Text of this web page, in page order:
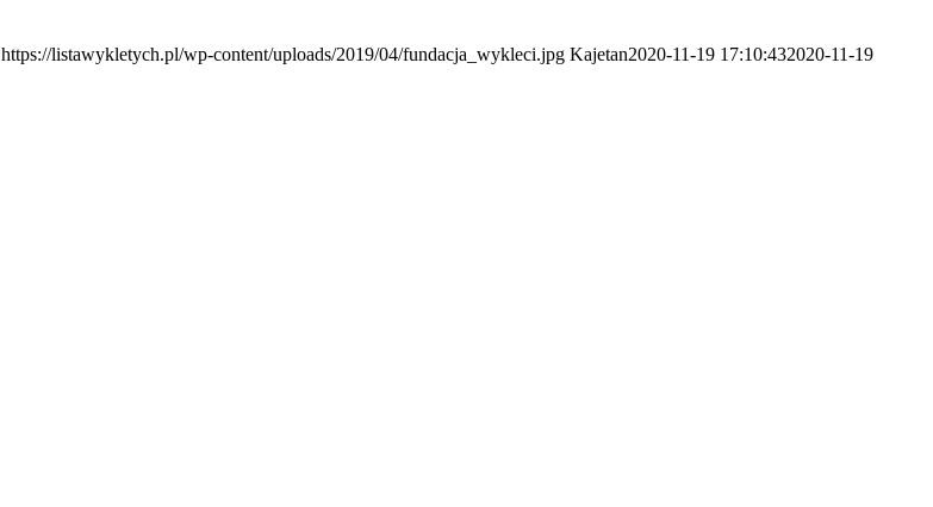
https://listawykletych.pl/wp-content/uploads/2019/04/fundacja_wykleci.jpg Kajetan2020-11-19 17:10:432020-11-19